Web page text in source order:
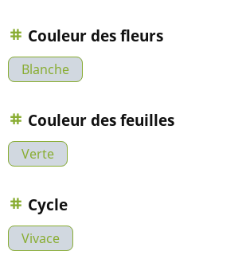
Couleur des fleurs
Blanche
Couleur des feuilles
Verte
Cycle
Vivace